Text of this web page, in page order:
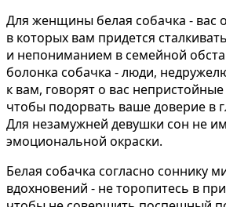
Для женщины белая собачка - вас
в которых вам придется
и непониманием в семейной
болонка собачка - люди,
к вам, говорят о вас
чтобы подорвать ваше доверие в
Для незамужней девушки сон не
эмоциональной окраски.
Белая собачка согласно соннику
вдохновений - не торопитесь в